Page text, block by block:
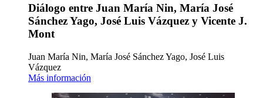
Diálogo entre Juan María Nin, María José
Sánchez Yago, José Luis Vázquez y Vicente J.
Mont
Juan María Nin, María José Sánchez Yago, José Luis
Vázquez
Más información